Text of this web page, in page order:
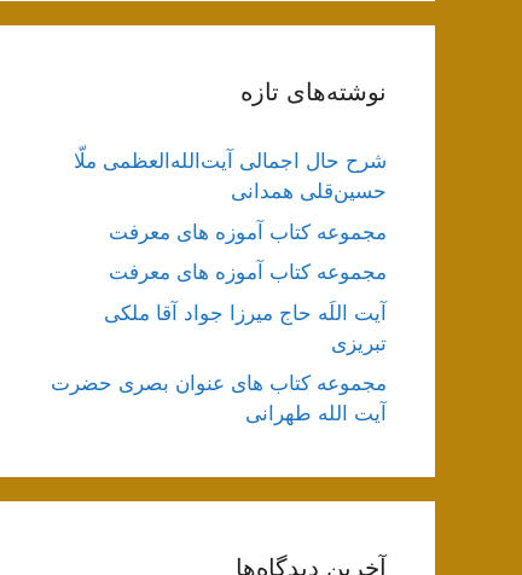
نوشته‌های تازه
شرح حال اجمالی آیت‌الله‌العظمی ملّا
حسین‌قلی همدانی
مجموعه کتاب آموزه های معرفت
مجموعه کتاب آموزه های معرفت
آیت اللَه حاج میرزا جواد آقا ملکی
تبریزی
مجموعه کتاب های عنوان بصری حضرت
آیت الله طهرانی
آخرین دیدگاه‌ها